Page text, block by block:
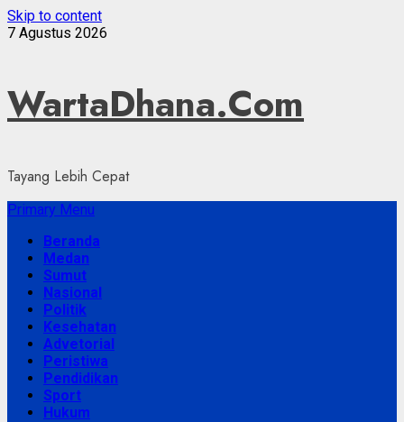
Skip to content
7 Agustus 2026
WartaDhana.Com
Tayang Lebih Cepat
Primary Menu
Beranda
Medan
Sumut
Nasional
Politik
Kesehatan
Advetorial
Peristiwa
Pendidikan
Sport
Hukum